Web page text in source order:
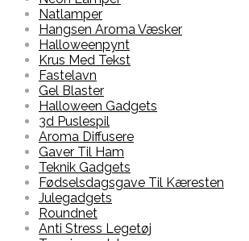
Natlamper
Hangsen Aroma Væsker
Halloweenpynt
Krus Med Tekst
Fastelavn
Gel Blaster
Halloween Gadgets
3d Puslespil
Aroma Diffusere
Gaver Til Ham
Teknik Gadgets
Fødselsdagsgave Til Kæresten
Julegadgets
Roundnet
Anti Stress Legetøj